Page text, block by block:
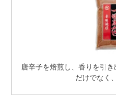
唐辛子を焙煎し、香りを引
だけでなく